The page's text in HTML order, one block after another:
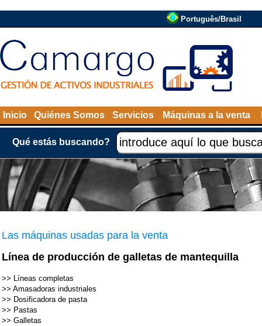
Português/Brasil
Inicio Quiénes Somos Servicios Máquinas a la venta
Qué estás buscando?
Las máquinas usadas para la venta
Línea de producción de galletas de mantequilla
>> Líneas completas
>> Amasadoras industriales
>> Dosificadora de pasta
>> Pastas
>> Galletas